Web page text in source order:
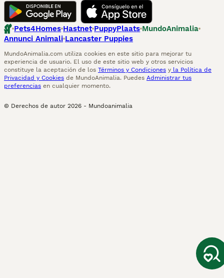
Pets4Homes Hastnet PuppyPlaats MundoAnimalia
Annunci Animali Lancaster Puppies
MundoAnimalia.com utiliza cookies en este sitio para mejorar tu
experiencia de usuario. El uso de este sitio web y otros servicios
constituye la aceptación de los Términos y Condiciones y la Política de
Privacidad y Cookies de MundoAnimalia. Puedes Administrar tus
preferencias en cualquier momento.
© Derechos de autor 2026 - Mundoanimalia